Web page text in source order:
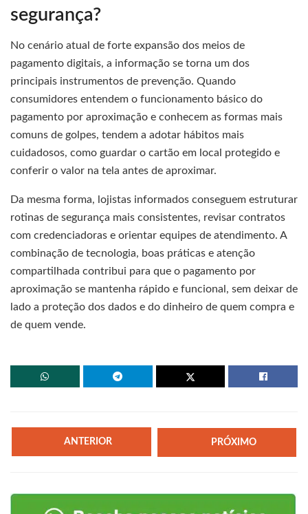
segurança?
No cenário atual de forte expansão dos meios de
pagamento digitais, a informação se torna um dos
principais instrumentos de prevenção. Quando
consumidores entendem o funcionamento básico do
pagamento por aproximação e conhecem as formas mais
comuns de golpes, tendem a adotar hábitos mais
cuidadosos, como guardar o cartão em local protegido e
conferir o valor na tela antes de aproximar.
Da mesma forma, lojistas informados conseguem estruturar
rotinas de segurança mais consistentes, revisar contratos
com credenciadoras e orientar equipes de atendimento. A
combinação de tecnologia, boas práticas e atenção
compartilhada contribui para que o pagamento por
aproximação se mantenha rápido e funcional, sem deixar de
lado a proteção dos dados e do dinheiro de quem compra e
de quem vende.
ANTERIOR PRÓXIMO